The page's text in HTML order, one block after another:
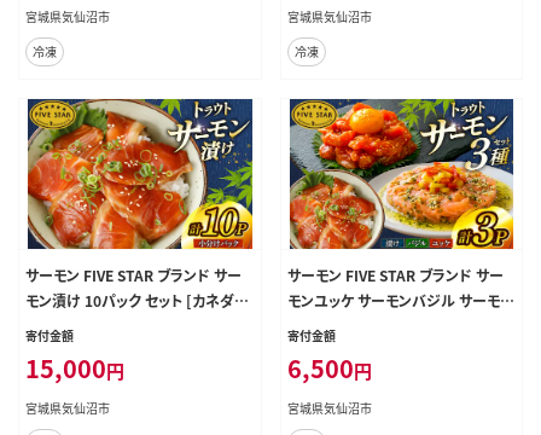
切り落とし 生食用 サーモン 真空パ
ック さけ サケ 生食トラウト 丼 海鮮
丼 個包装 サーモン
宮城県気仙沼市
冷凍
ウト 海鮮 丼 海鮮丼 個包装 小分け
冷凍
宮城県気仙沼市
冷凍
サーモン FIVE STAR ブランド サー
モン漬け 10パック セット [カネダイ
宮城県 気仙沼市 20566149] 魚 魚
さけ サーモン 漬け 漬け魚 漬魚 さ
け サケ トラウト 海鮮 丼 海鮮丼 個
包装 小分け 冷凍
寄付金額
15,000円
宮城県気仙沼市
サーモン FIVE STAR ブランド サー
モンユッケ サーモンバジル サーモン
漬け 3種 セット 計3パック [カネダイ
介類 サーモン サーモントラウト 鮭
さけ サーモン ユッケ バジル 漬け さ
け サケ トラウト 海鮮 丼 海鮮丼 個
寄付金額
6,500円
宮城県気仙沼市